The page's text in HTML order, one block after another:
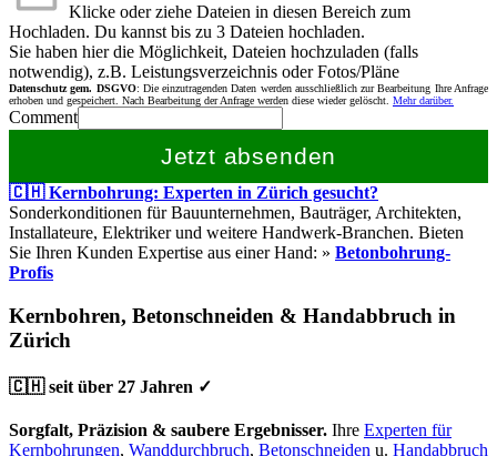
Klicke oder ziehe Dateien in diesen Bereich zum
Hochladen. Du kannst bis zu 3 Dateien hochladen.
Sie haben hier die Möglichkeit, Dateien hochzuladen (falls
notwendig), z.B. Leistungsverzeichnis oder Fotos/Pläne
Datenschutz gem. DSGVO: Die einzutragenden Daten werden ausschließlich zur Bearbeitung Ihre Anfrage
erhoben und gespeichert. Nach Bearbeitung der Anfrage werden diese wieder gelöscht. Mehr darüber.
Comment
Jetzt absenden
🇨🇭 Kernbohrung: Experten in Zürich gesucht?
Sonderkonditionen für Bauunternehmen, Bauträger, Architekten,
Installateure, Elektriker und weitere Handwerk-Branchen. Bieten
Sie Ihren Kunden Expertise aus einer Hand: » Betonbohrung-
Profis
Kernbohren, Betonschneiden & Handabbruch in
Zürich
🇨🇭 seit über 27 Jahren ✓
Sorgfalt, Präzision & saubere Ergebnisser. Ihre Experten für
Kernbohrungen, Wanddurchbruch, Betonschneiden u. Handabbruch